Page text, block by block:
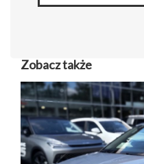
Zobacz także